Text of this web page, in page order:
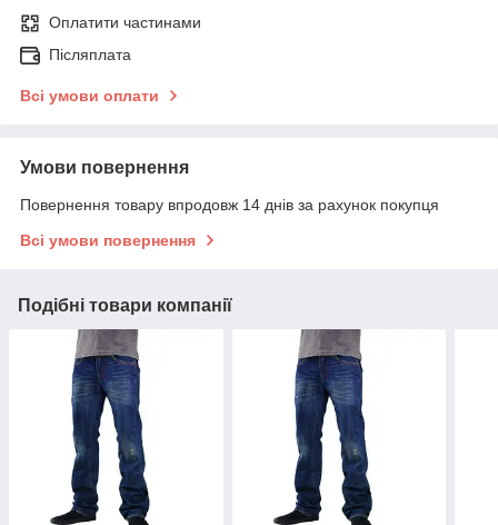
Оплатити частинами
Післяплата
Всі умови оплати
Умови повернення
Повернення товару впродовж 14 днів за рахунок покупця
Всі умови повернення
Подібні товари компанії